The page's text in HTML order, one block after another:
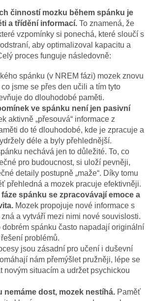
činností mozku během spánku je
a třídění informací. To znamená, že
vzpomínky si ponechá, které sloučí s
aby optimalizoval kapacitu a
proces funguje následovně:
spánku (v NREM fázi) mozek znovu
co jsme se přes den učili a tím tyto
do dlouhodobé paměti.
ve spánku není jen pasivní
aktivně „přesouvá“ informace z
do té dlouhodobé, kde je zpracuje a
déle a byly přehlednější.
nechává jen to důležité. To, co
pro budoucnost, si uloží pevněji,
detaily postupně „maže“. Díky tomu
přehledná a mozek pracuje efektivněji.
fáze spánku se zpracovávají emoce a
Mozek propojuje nové informace s
a vytváří mezi nimi nové souvislosti.
dobrém spánku často napadají originální
problémů.
jsou zásadní pro učení i duševní
nám přemýšlet pružněji, lépe se
novým situacím a udržet psychickou
nemáme dost, mozek nestíhá. Paměť